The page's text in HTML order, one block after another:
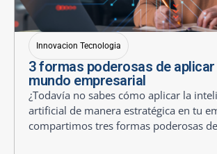
Innovacion Tecnologia
3 formas poderosas de aplicar
mundo empresarial
¿Todavía no sabes cómo aplicar la
artificial de manera estratégica en tu
compartimos tres formas poderosas